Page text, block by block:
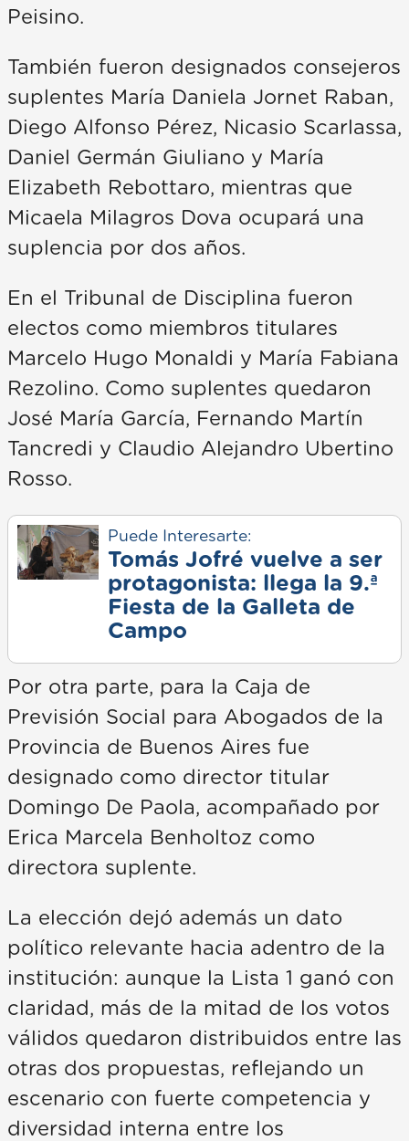
Peisino.
También fueron designados consejeros
suplentes María Daniela Jornet Raban,
Diego Alfonso Pérez, Nicasio Scarlassa,
Daniel Germán Giuliano y María
Elizabeth Rebottaro, mientras que
Micaela Milagros Dova ocupará una
suplencia por dos años.
En el Tribunal de Disciplina fueron
electos como miembros titulares
Marcelo Hugo Monaldi y María Fabiana
Rezolino. Como suplentes quedaron
José María García, Fernando Martín
Tancredi y Claudio Alejandro Ubertino
Rosso.
Puede Interesarte:
Tomás Jofré vuelve a ser
protagonista: llega la 9.ª
Fiesta de la Galleta de
Campo
Por otra parte, para la Caja de
Previsión Social para Abogados de la
Provincia de Buenos Aires fue
designado como director titular
Domingo De Paola, acompañado por
Erica Marcela Benholtoz como
directora suplente.
La elección dejó además un dato
político relevante hacia adentro de la
institución: aunque la Lista 1 ganó con
claridad, más de la mitad de los votos
válidos quedaron distribuidos entre las
otras dos propuestas, reflejando un
escenario con fuerte competencia y
diversidad interna entre los